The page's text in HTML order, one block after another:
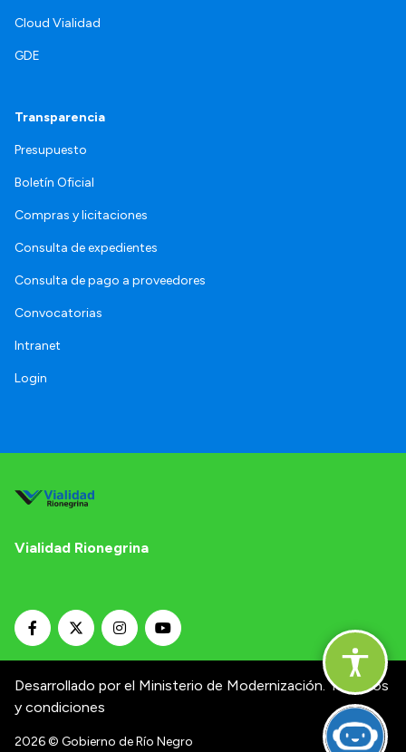
Cloud Vialidad
GDE
Transparencia
Presupuesto
Boletín Oficial
Compras y licitaciones
Consulta de expedientes
Consulta de pago a proveedores
Convocatorias
Intranet
Login
Vialidad Rionegrina
Desarrollado por el Ministerio de Modernización. Términos
y condiciones
2026© Gobierno de Río Negro